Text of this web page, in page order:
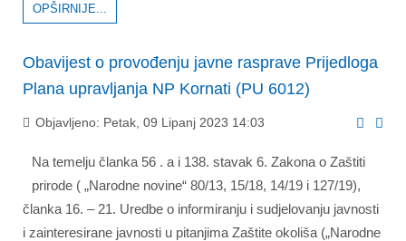
OPŠIRNIJE...
Obavijest o provođenju javne rasprave Prijedloga
Plana upravljanja NP Kornati (PU 6012)
Objavljeno: Petak, 09 Lipanj 2023 14:03
Na temelju članka 56 . a i 138. stavak 6. Zakona o Zaštiti
prirode ( „Narodne novine“ 80/13, 15/18, 14/19 i 127/19),
članka 16. – 21. Uredbe o informiranju i sudjelovanju javnosti
i zainteresirane javnosti u pitanjima Zaštite okoliša („Narodne